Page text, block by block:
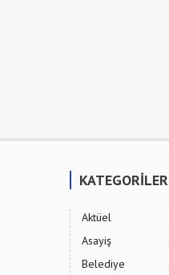
KATEGORİLER
Aktüel
Asayiş
Belediye